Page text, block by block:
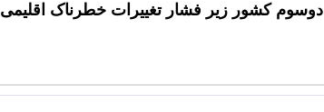
دوسوم کشور زیر فشار تغییرات خطرناک اقلیمی